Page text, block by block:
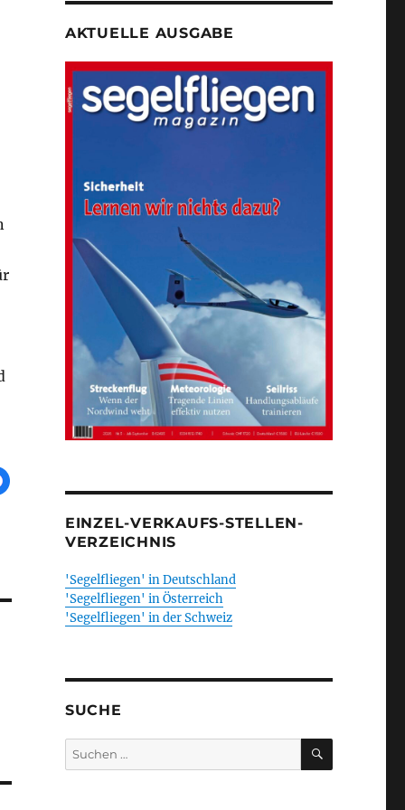
AKTUELLE AUSGABE
EINZEL-VERKAUFS-STELLEN-
VERZEICHNIS
'Segelfliegen' in Deutschland
'Segelfliegen' in Österreich
'Segelfliegen' in der Schweiz
SUCHE
Suchen
nach:
SUCHEN